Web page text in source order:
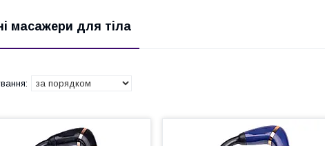
масажери для тіла